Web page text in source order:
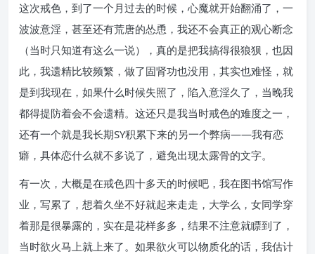
这次戒色，到了一个月过去的时候，心魔就开始翻涌了，一
波波意淫，甚至还有荒唐的怂恿，我还不会真正的观心断念
（当时只知道有这么一说），真的是把我搞得很狼狈，也因
此，我遗精比较频繁，做了固肾功也没用，其实也难怪，就
是到我现在，如果什么时候失照了，陷入意淫久了，当晚我
都得提防着会不会遗精。这还只是我当时戒色的难度之一，
还有一个就是我长期SY积累下来的另一个弊病——我有恋
癖，具体恋什么就不多说了，避免出现太露骨的文字。
有一次，大概是在戒色四十多天的时候吧，我在图书馆写作
业，写累了，想着久坐不好就起来走走，大学么，女同学穿
着那是很暴露的，实在是花样多多，结果不注意就瞟到了，
当时欲火马上就上来了。如果欲火可以物质化的话，我估计